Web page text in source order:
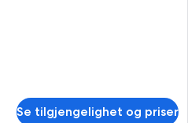
Se tilgjengelighet og priser